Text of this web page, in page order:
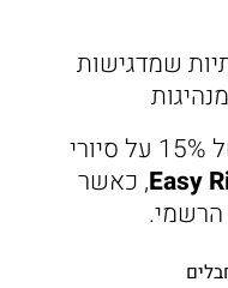
שמדגישות
תושבי אילת נהנים מהנחה של 15% על סיורי
Easy, כאשר